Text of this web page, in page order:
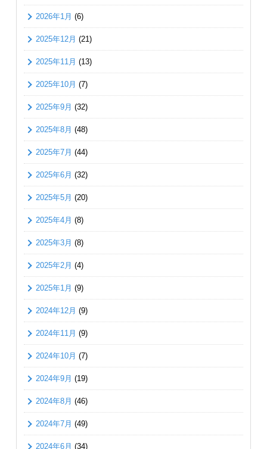
2026年1月 (6)
2025年12月 (21)
2025年11月 (13)
2025年10月 (7)
2025年9月 (32)
2025年8月 (48)
2025年7月 (44)
2025年6月 (32)
2025年5月 (20)
2025年4月 (8)
2025年3月 (8)
2025年2月 (4)
2025年1月 (9)
2024年12月 (9)
2024年11月 (9)
2024年10月 (7)
2024年9月 (19)
2024年8月 (46)
2024年7月 (49)
2024年6月 (34)